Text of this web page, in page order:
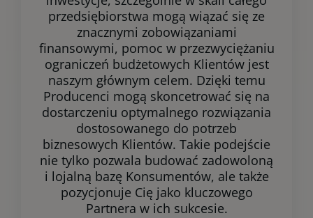
przedsiębiorstwa mogą wiązać się ze
znacznymi zobowiązaniami
finansowymi, pomoc w przezwyciężaniu
ograniczeń budżetowych Klientów jest
naszym głównym celem. Dzięki temu
Producenci mogą skoncetrować się na
dostarczeniu optymalnego rozwiązania
dostosowanego do potrzeb
biznesowych Klientów. Takie podejście
nie tylko pozwala budować zadowoloną
i lojalną bazę Konsumentów, ale także
pozycjonuje Cię jako kluczowego
Partnera w ich sukcesie.